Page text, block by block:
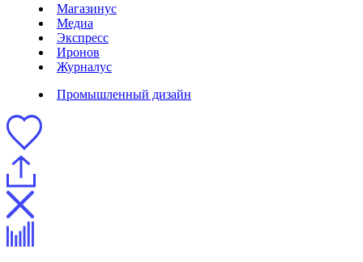
Магазинус
Медиа
Экспресс
Иронов
Журналус
Промышленный дизайн